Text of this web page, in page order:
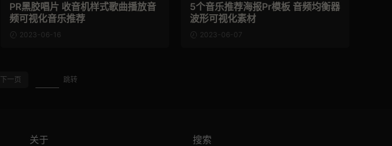
PR黑胶唱片 收音机样式歌曲播放音
频可视化音乐推荐
2023-06-16
5个音乐推荐海报Pr模板 音频均衡器
波形可视化素材
2023-06-07
下一页 跳转
关于 搜索